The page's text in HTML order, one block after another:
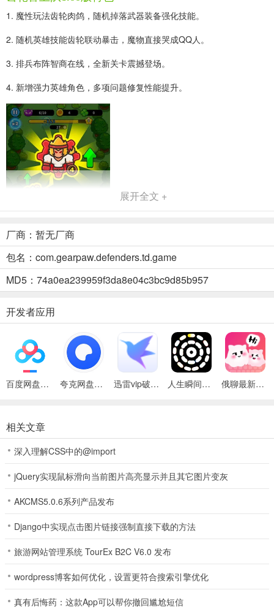
1. 魔性玩法齿轮肉鸽，随机掉落武器装备强化技能。
2. 随机英雄技能齿轮联动暴击，魔物直接哭成QQ人。
3. 排兵布阵智商在线，全新关卡震撼登场。
4. 新增强力英雄角色，多项问题修复性能提升。
齿轮兽卫队1.00版优势
以下是齿轮兽卫队1.00版的优势：
1.丰富模式多样挑战：提供不同生存模式，还有无尽模式供玩家挑
战，满足多样需求。
2.灵活调整战略布局：战斗全程能依据实际需求实时调整战略，更好
3.助力强化机械兽
性，提升战斗实力。
无广告打扰，体验更流畅。
展开全文 +
厂商：暂无厂商
包名：com.gearpaw.defenders.td.game
MD5：74a0ea239959f3da8e04c3bc9d85b957
开发者应用
百度网盘绿色免安装Pc电脑版 夸克网盘官方正式版 迅雷vip破解版永久会员2024版 人生瞬间最新手机版 俄聊最新手机版
相关文章
深入理解CSS中的@import
jQuery实现鼠标滑向当前图片高亮显示并且其它图片变灰
AKCMS5.0.6系列产品发布
Django中实现点击图片链接强制直接下载的方法
旅游网站管理系统 TourEx B2C V6.0 发布
wordpress博客如何优化，设置更符合搜索引擎优化
真有后悔药：这款App可以帮你撤回尴尬短信